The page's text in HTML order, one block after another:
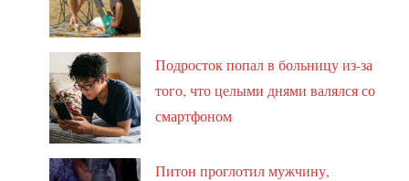
Подросток попал в больницу из-за
того, что целыми днями валялся со
смартфоном
Питон проглотил мужчину,